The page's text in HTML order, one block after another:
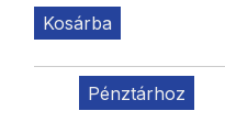
Kosárba
Pénztárhoz